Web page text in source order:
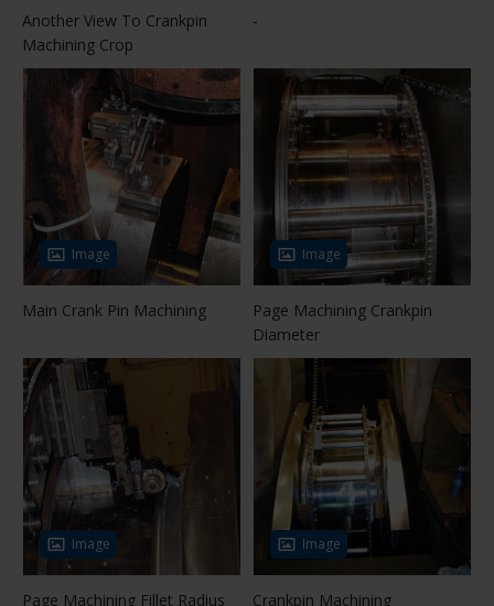
Another View To Crankpin
Machining Crop
-
Image
Main Crank Pin Machining
Image
Page Machining Crankpin
Diameter
Image
Page Machining Fillet Radius
Image
Crankpin Machining